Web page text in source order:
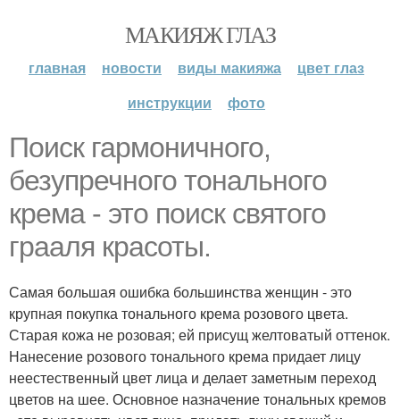
МАКИЯЖ ГЛАЗ
главная новости виды макияжа
цвет глаз
инструкции
фото
Поиск гармоничного,
безупречного тонального
крема - это поиск святого
грааля красоты.
Самая большая ошибка большинства женщин - это
крупная покупка тонального крема розового цвета.
Старая кожа не розовая; ей присущ желтоватый оттенок.
Нанесение розового тонального крема придает лицу
неестественный цвет лица и делает заметным переход
цветов на шее. Основное назначение тональных кремов